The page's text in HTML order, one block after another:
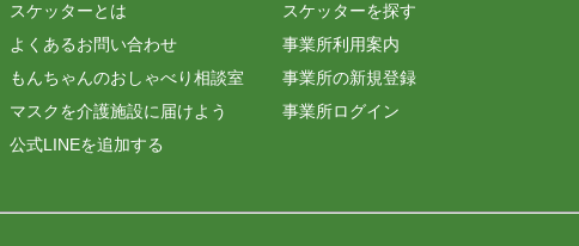
スケッターとは
よくあるお問い合わせ
もんちゃんのおしゃべり相談室
マスクを介護施設に届けよう
公式LINEを追加する
スケッターを探す
事業所利用案内
事業所の新規登録
事業所ログイン